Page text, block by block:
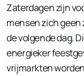
Zaterdagen zijn
mensen zich geen
de volgende dag.
energieker
vrijmarkten